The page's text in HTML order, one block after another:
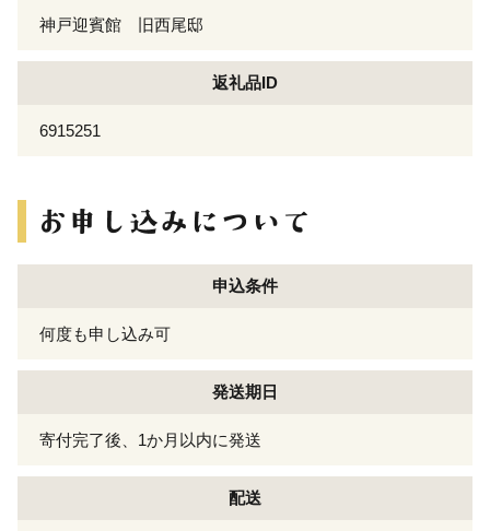
神戸迎賓館 旧西尾邸
返礼品ID
6915251
申込条件
何度も申し込み可
発送期日
寄付完了後、1か月以内に発送
配送